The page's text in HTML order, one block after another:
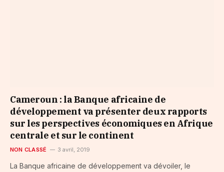
Cameroun : la Banque africaine de
développement va présenter deux rapports
sur les perspectives économiques en Afrique
centrale et sur le continent
NON CLASSÉ 3 avril, 2019
La Banque africaine de développement va dévoiler, le